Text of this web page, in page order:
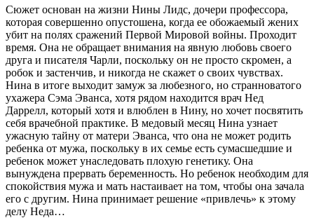
Сюжет основан на жизни Нины Лидс, дочери профессора,
которая совершенно опустошена, когда ее обожаемый жених
убит на полях сражений Первой Мировой войны. Проходит
время. Она не обращает внимания на явную любовь своего
друга и писателя Чарли, поскольку он не просто скромен, а
робок и застенчив, и никогда не скажет о своих чувствах.
Нина в итоге выходит замуж за любезного, но странноватого
ухажера Сэма Эванса, хотя рядом находится врач Нед
Даррелл, который хотя и влюблен в Нину, но хочет посвятить
себя врачебной практике. В медовый месяц Нина узнает
ужасную тайну от матери Эванса, что она не может родить
ребенка от мужа, поскольку в их семье есть сумасшедшие и
ребенок может унаследовать плохую генетику. Она
вынуждена прервать беременность. Но ребенок необходим для
спокойствия мужа и мать настаивает на том, чтобы она зачала
его с другим. Нина принимает решение «привлечь» к этому
делу Неда…